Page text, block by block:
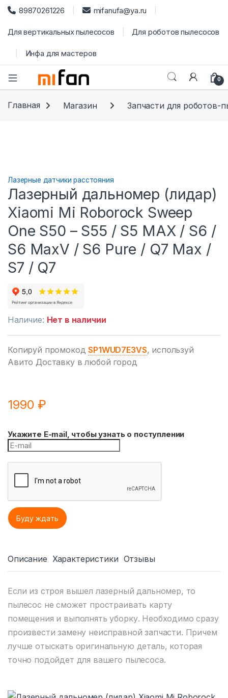
89870261226 mifanufa@ya.ru
Для вертикальных пылесосов Для роботов пылесосов
Инфа для мастеров
0
Главная Магазин Запчасти для роботов-
Лазерные датчики расстояния
Лазерный дальномер (лидар)
Xiaomi Mi Roborock Sweep
One S50 – S55 / S5 MAX / S6 /
S6 MaxV / S6 Pure / Q7 Max /
S7 / Q7
Наличие: Нет в наличии
Копируй промокодSP1WUD7E3VS, используй
Авито Доставку в любой город
1990₽
Укажите E-mail, чтобы узнать о поступлении
Описание Характеристики Отзывы
Если из строя вышел лазерный дальномер, то
пылесос не сможет простраивать карту
помещения и выполнять уборку. Необходимо сразу
произвести замену неисправной запчасти. Причем
лучше отыскать оригинальную деталь, которая
точно подойдет для вашего пылесоса.